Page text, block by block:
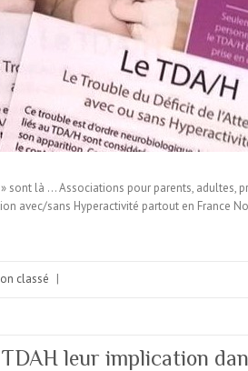
sont là … Associations pour parents, adultes,
avec/sans Hyperactivité partout en France
classé |
leur implication